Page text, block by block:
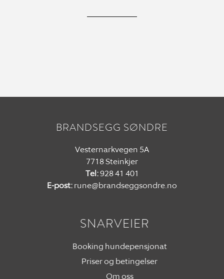
BRANDSEGG SØNDRE
Vesternarkvegen 5A
7718 Steinkjer
Tel:928 41 401
E-post:rune@brandseggsondre.no
SNARVEIER
Booking hundepensjonat
Priser og betingelser
Om oss